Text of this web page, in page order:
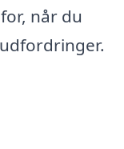
når du